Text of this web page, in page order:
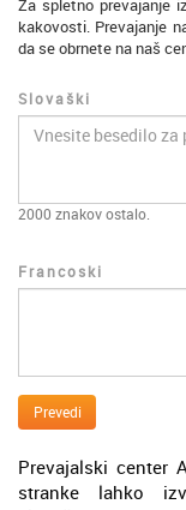
Za spletno prevajanje
kakovosti. Prevajanje
da se obrnete na naš
Slovaški
2000 znakov ostalo.
Francoski
Prevedi
Prevajalski center
stranke lahko